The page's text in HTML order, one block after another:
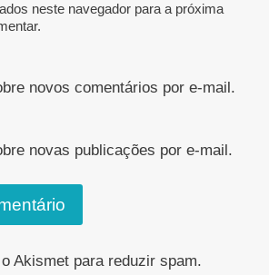
neste navegador para a próxima
novos comentários por e-mail.
novas publicações por e-mail.
Akismet para reduzir spam.